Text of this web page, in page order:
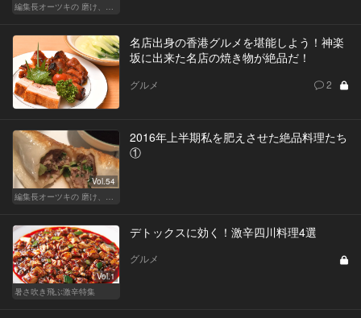
編集長オーツキの 磨け、バカ舌！ 学べ、オトナの遊び
名店出身の香港グルメを堪能しよう！神楽
坂に出来た名店の焼き物が絶品だ！
グルメ 2
Vol.54
編集長オーツキの 磨け、バカ舌！ 学べ、オトナの遊び
2016年上半期私を肥えさせた絶品料理たち
①
Vol.1
暑さ吹き飛ぶ激辛特集
デトックスに効く！激辛四川料理4選
グルメ